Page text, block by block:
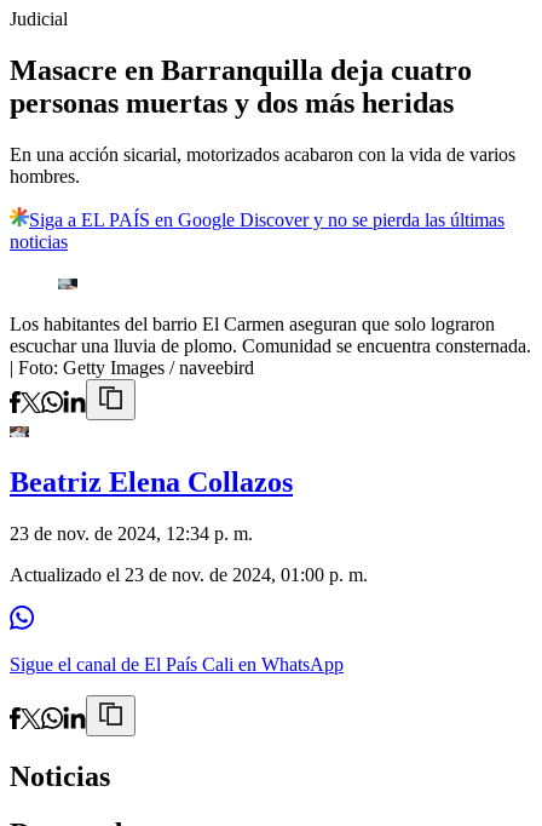
Judicial
Masacre en Barranquilla deja cuatro
personas muertas y dos más heridas
En una acción sicarial, motorizados acabaron con la vida de varios
hombres.
Siga a EL PAÍS en Google Discover y no se pierda las últimas
noticias
Los habitantes del barrio El Carmen aseguran que solo lograron
escuchar una lluvia de plomo. Comunidad se encuentra consternada.
| Foto: Getty Images / naveebird
Beatriz Elena Collazos
23 de nov. de 2024, 12:34 p. m.
Actualizado el 23 de nov. de 2024, 01:00 p. m.
Sigue el canal de El País Cali en WhatsApp
Noticias